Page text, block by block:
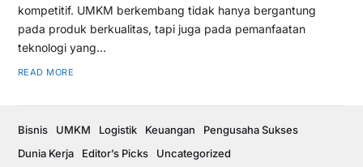
kompetitif. UMKM berkembang tidak hanya bergantung
pada produk berkualitas, tapi juga pada pemanfaatan
teknologi yang…
READ MORE
Bisnis UMKM Logistik Keuangan
Pengusaha Sukses
Dunia Kerja
Editor’s Picks Uncategorized